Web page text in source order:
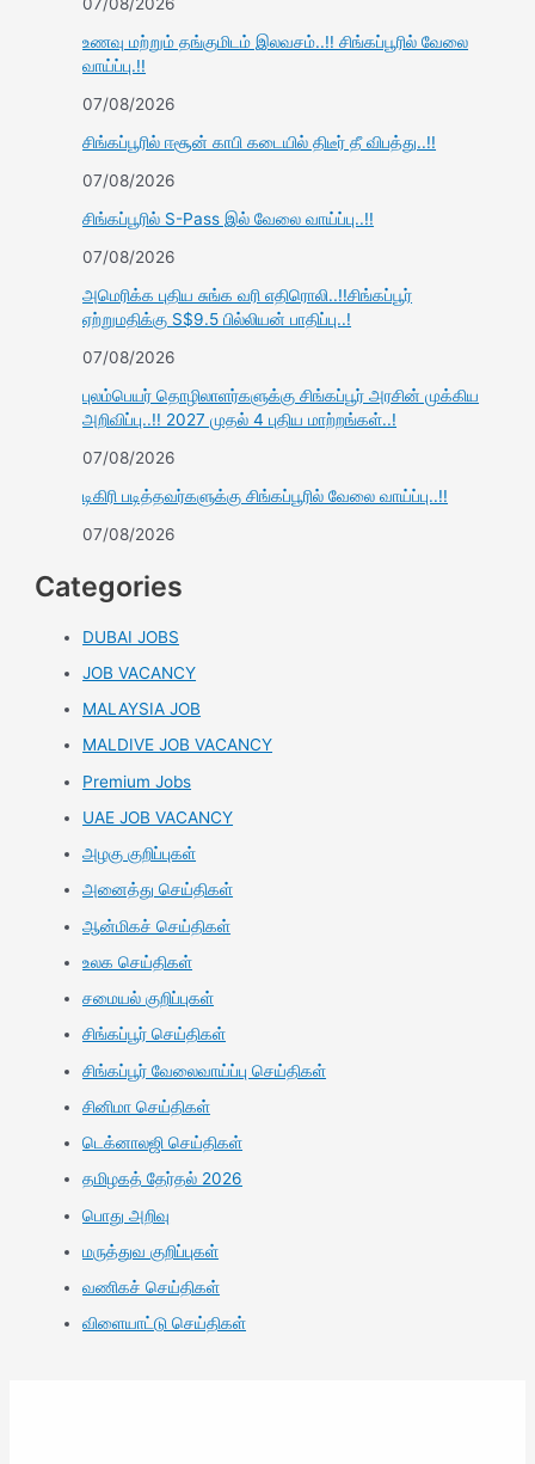
உணவு மற்றும் தங்குமிடம் இலவசம்..!! சிங்கப்பூரில் வேலை
வாய்ப்பு.!!
07/08/2026
சிங்கப்பூரில் ஈசூன் காபி கடையில் திடீர் தீ விபத்து..!!
07/08/2026
சிங்கப்பூரில் S-Pass இல் வேலை வாய்ப்பு..!!
07/08/2026
அமெரிக்க புதிய சுங்க வரி எதிரொலி..!!சிங்கப்பூர்
ஏற்றுமதிக்கு S$9.5 பில்லியன் பாதிப்பு..!
07/08/2026
புலம்பெயர் தொழிலாளர்களுக்கு சிங்கப்பூர் அரசின் முக்கிய
அறிவிப்பு..!! 2027 முதல் 4 புதிய மாற்றங்கள்..!
07/08/2026
டிகிரி படித்தவர்களுக்கு சிங்கப்பூரில் வேலை வாய்ப்பு..!!
07/08/2026
Categories
DUBAI JOBS
JOB VACANCY
MALAYSIA JOB
MALDIVE JOB VACANCY
Premium Jobs
UAE JOB VACANCY
அழகு குறிப்புகள்
அனைத்து செய்திகள்
ஆன்மிகச் செய்திகள்
உலக செய்திகள்
சமையல் குறிப்புகள்
சிங்கப்பூர் செய்திகள்
சிங்கப்பூர் வேலைவாய்ப்பு செய்திகள்
சினிமா செய்திகள்
டெக்னாலஜி செய்திகள்
தமிழகத் தேர்தல் 2026
பொது அறிவு
மருத்துவ குறிப்புகள்
வணிகச் செய்திகள்
விளையாட்டு செய்திகள்